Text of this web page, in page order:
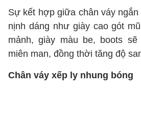
Sự kết hợp giữa chân váy
nịnh dáng như giày cao gót
mảnh, giày màu be, boots
miên man, đồng thời tăng độ
Chân váy xếp ly nhung bóng